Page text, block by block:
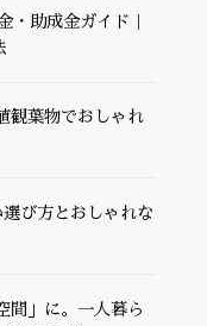
・助成金ガイド｜
観葉物でおしゃれ
び方とおしゃれな
間」に。一人暮ら